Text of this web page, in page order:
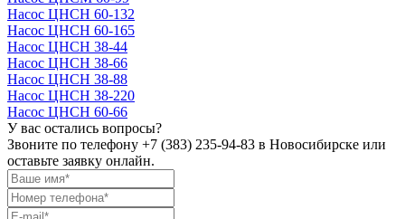
Насос ЦНСН 60-132
Насос ЦНСН 60-165
Насос ЦНСН 38-44
Насос ЦНСН 38-66
Насос ЦНСН 38-88
Насос ЦНСН 38-220
Насос ЦНСН 60-66
У вас остались вопросы?
Звоните по телефону +7 (383) 235-94-83 в Новосибирске или
оставьте заявку онлайн.